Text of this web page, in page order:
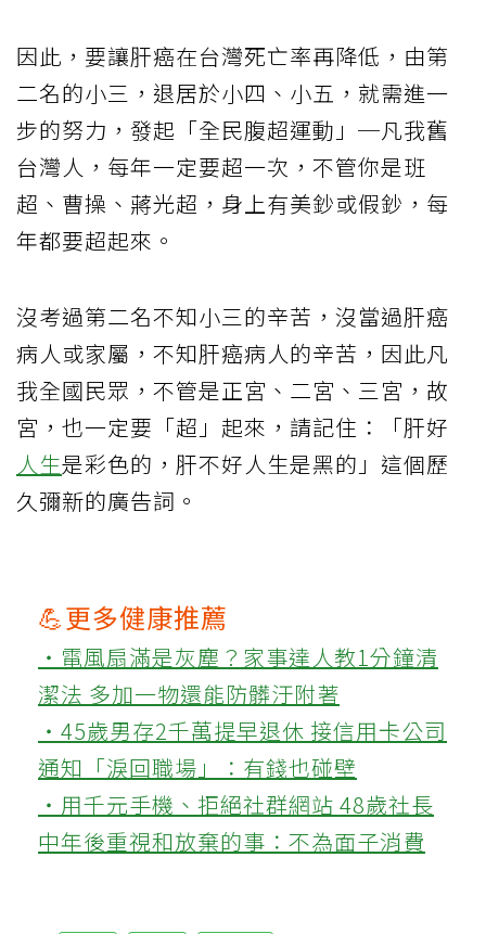
因此，要讓肝癌在台灣死亡率再降低，由第
二名的小三，退居於小四、小五，就需進一
步的努力，發起「全民腹超運動」─凡我舊
台灣人，每年一定要超一次，不管你是班
超、曹操、蔣光超，身上有美鈔或假鈔，每
年都要超起來。
沒考過第二名不知小三的辛苦，沒當過肝癌
病人或家屬，不知肝癌病人的辛苦，因此凡
我全國民眾，不管是正宮、二宮、三宮，故
宮，也一定要「超」起來，請記住：「肝好
人生是彩色的，肝不好人生是黑的」這個歷
久彌新的廣告詞。
💪更多健康推薦
‧電風扇滿是灰塵？家事達人教1分鐘清
潔法 多加一物還能防髒汙附著
‧45歲男存2千萬提早退休 接信用卡公司
通知「淚回職場」：有錢也碰壁
‧用千元手機、拒絕社群網站 48歲社長
中年後重視和放棄的事：不為面子消費